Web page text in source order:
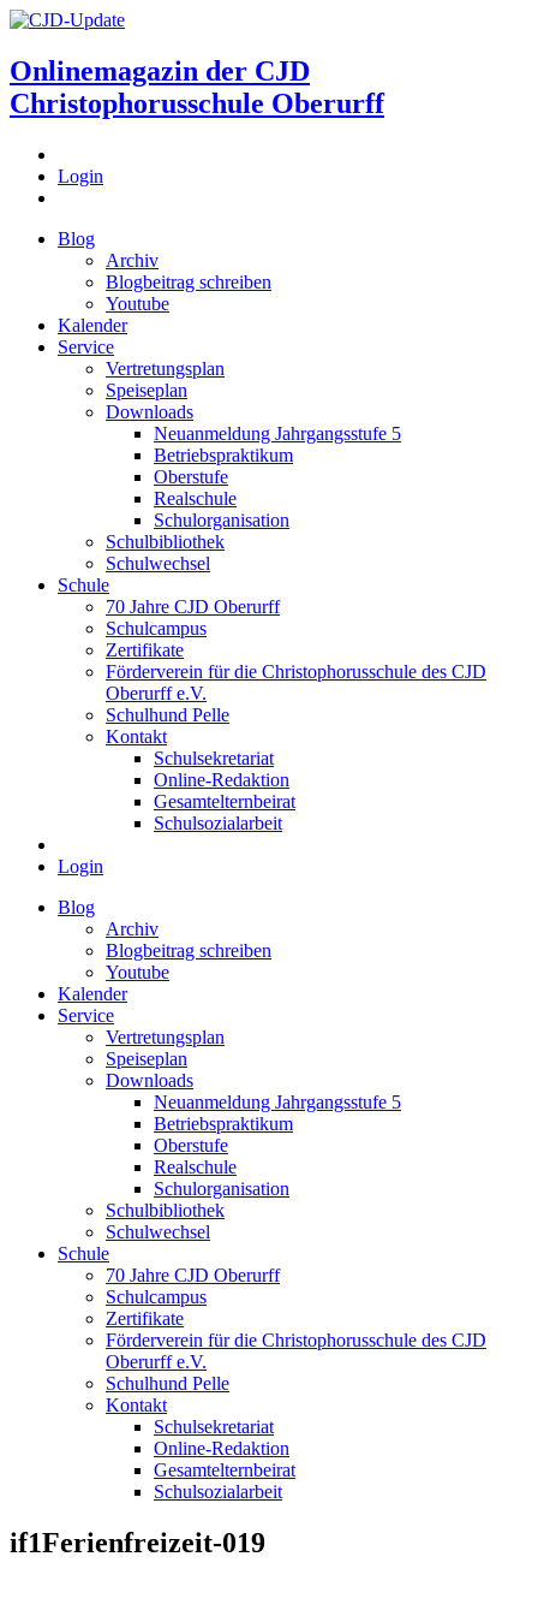
Onlinemagazin der CJD
Christophorusschule Oberurff
Login
Blog
Archiv
Blogbeitrag schreiben
Youtube
Kalender
Service
Vertretungsplan
Speiseplan
Downloads
Neuanmeldung Jahrgangsstufe 5
Betriebspraktikum
Oberstufe
Realschule
Schulorganisation
Schulbibliothek
Schulwechsel
Schule
70 Jahre CJD Oberurff
Schulcampus
Zertifikate
Förderverein für die Christophorusschule des CJD
Oberurff e.V.
Schulhund Pelle
Kontakt
Schulsekretariat
Online-Redaktion
Gesamtelternbeirat
Schulsozialarbeit
Login
Blog
Archiv
Blogbeitrag schreiben
Youtube
Kalender
Service
Vertretungsplan
Speiseplan
Downloads
Neuanmeldung Jahrgangsstufe 5
Betriebspraktikum
Oberstufe
Realschule
Schulorganisation
Schulbibliothek
Schulwechsel
Schule
70 Jahre CJD Oberurff
Schulcampus
Zertifikate
Förderverein für die Christophorusschule des CJD
Oberurff e.V.
Schulhund Pelle
Kontakt
Schulsekretariat
Online-Redaktion
Gesamtelternbeirat
Schulsozialarbeit
if1Ferienfreizeit-019